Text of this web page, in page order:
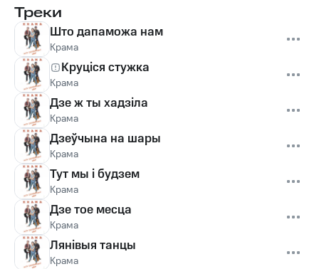
Треки
Што дапаможа нам
Крама
Круцiся стужка
Крама
Дзе ж ты хадзiла
Крама
Дзеўчына на шары
Крама
Тут мы i будзем
Крама
Дзе тое месца
Крама
Лянiвыя танцы
Крама